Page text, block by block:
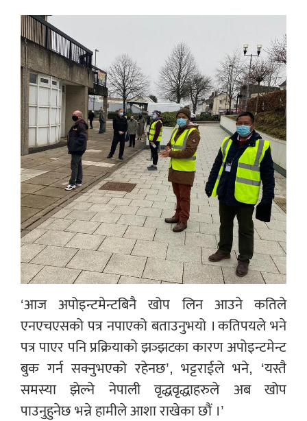
‘आज अपोइन्टमेन्टबिनै खोप लिन आउने कतिले
एनएचएसको पत्र नपाएको बताउनुभयो । कतिपयले भने
पत्र पाएर पनि प्रक्रियाको झञ्झटका कारण अपोइन्टमेन्ट
बुक गर्न सक्नुभएको रहेनछ’, भट्टराईले भने, ‘यस्तै
समस्या झेल्ने नेपाली वृद्धवृद्धाहरुले अब खोप
पाउनुहुनेछ भन्ने हामीले आशा राखेका छौं ।’